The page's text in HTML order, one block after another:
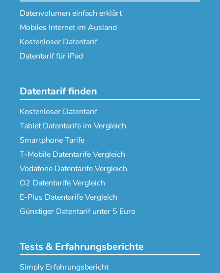
Datenvolumen einfach erklärt
Mobiles Internet im Ausland
Kostenloser Datentarif
Datentarif für iPad
Datentarif finden
Kostenloser Datentarif
Tablet Datentarife im Vergleich
Smartphone Tarife
T-Mobile Datentarife Vergleich
Vodafone Datentarife Vergleich
O2 Datentarife Vergleich
E-Plus Datentarife Vergleich
Günstiger Datentarif unter 5 Euro
Tests & Erfahrungsberichte
Simply Erfahrungsbericht